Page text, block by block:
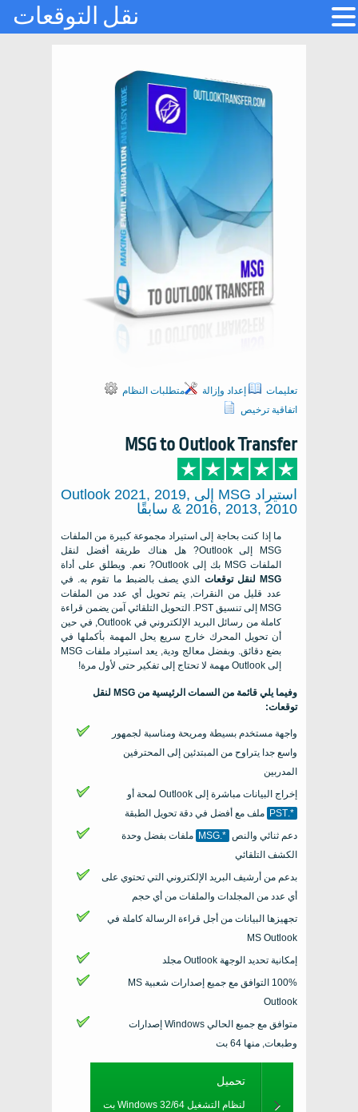
تعليمات إعداد وإزالة
متطلبات النظام
اتفاقية ترخيص
MSG to Outlook Transfer
استيراد MSG إلى Outlook 2021, 2019,
2016, 2013, 2010 & سابقًا
ما إذا كنت بحاجة إلى استيراد مجموعة كبيرة من الملفات
MSG إلى Outlook? هل هناك طريقة أفضل لنقل
الملفات MSG بك إلى Outlook? نعم. ويطلق على أداة
MSG لنقل توقعات
الذي يصف بالضبط ما تقوم به. في
عدد قليل من النقرات, يتم تحويل أي عدد من الملفات
MSG إلى تنسيق PST. التحويل التلقائي آمن يضمن قراءة
كاملة من رسائل البريد الإلكتروني في Outlook, في حين
أن تحويل المحرك خارج سريع يحل المهمة بأكملها في
بضع دقائق. وبفضل معالج ودية, يعد استيراد ملفات MSG
إلى Outlook مهمة لا تحتاج إلى تفكير حتى لأول مرة!
وفيما يلي قائمة من السمات الرئيسية من MSG لنقل
توقعات:
واجهة مستخدم بسيطة ومريحة ومناسبة لجمهور
واسع جدا يتراوح من المبتدئين إلى المحترفين
المدربين
إخراج البيانات مباشرة إلى Outlook لمحة أو
*.PST
ملف مع أفضل في دقة تحويل الطبقة
دعم ثنائي والنص *.MSG
ملفات بفضل وحدة
الكشف التلقائي
بدعم من أرشيف البريد الإلكتروني التي تحتوي على
أي عدد من المجلدات والملفات من أي حجم
تجهيزها البيانات من أجل قراءة الرسالة كاملة في
MS Outlook
إمكانية تحديد الوجهة Outlook مجلد
100% التوافق مع جميع إصدارات شعبية
MS
Outlook
متوافق مع جميع الحالي Windows إصدارات
وطبعات, منها 64 بت
تحميل
لنظام التشغيل Windows 32/64 بت
نقل التوقعات